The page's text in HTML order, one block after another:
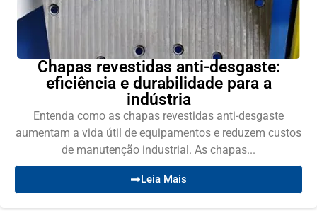
Chapas revestidas anti-desgaste:
eficiência e durabilidade para a
indústria
Entenda como as chapas revestidas anti-desgaste
aumentam a vida útil de equipamentos e reduzem custos
de manutenção industrial. As chapas...
Leia Mais